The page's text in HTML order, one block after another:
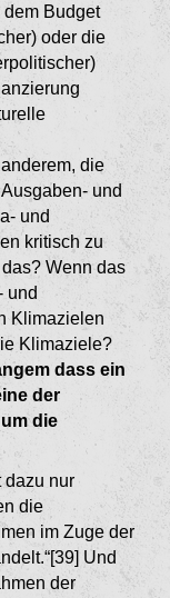
dem Budget
oder die
die
und
und
kritisch zu
Wenn das
und
Klimazielen
Kli­maziele?
dass ein
der
die
dazu nur
die
im Zuge der
Und
der